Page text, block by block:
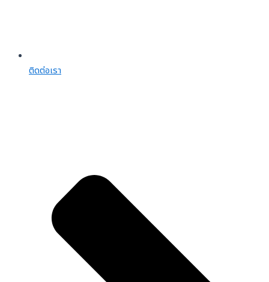
ติดต่อเรา